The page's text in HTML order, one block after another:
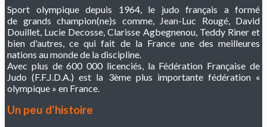
Sport olympique depuis 1964, le judo français a formé
de grands champion(ne)s comme, Jean-Luc Rougé, David
Douillet, Lucie Decosse, Clarisse Agbegnenou, Teddy Riner et
bien d'autres, ce qui fait de la France une des meilleures
nations au monde de la discipline.
Avec plus de 600 000 licenciés, la Fédération Française de
Judo (F.F.J.D.A.) est la 3ème plus importante fédération «
olympique » en France.
Un peu d'histoire